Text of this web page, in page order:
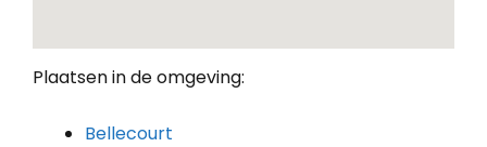
Plaatsen in de omgeving:
Bellecourt